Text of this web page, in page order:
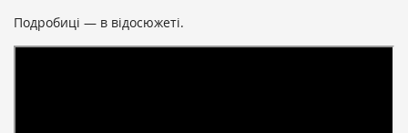
Подробиці — в відосюжеті.